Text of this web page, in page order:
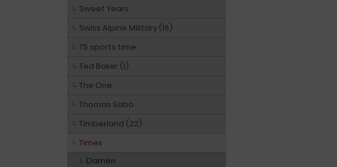
Sweet Years
Swiss Alpine Military (16)
T5 sports time
Ted Baker (1)
The One
Thomas Sabo
Timberland (22)
Timex
Damen